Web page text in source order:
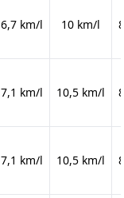
6,7 km/l 10 km/l
7,1 km/l 10,5 km/l
7,1 km/l 10,5 km/l